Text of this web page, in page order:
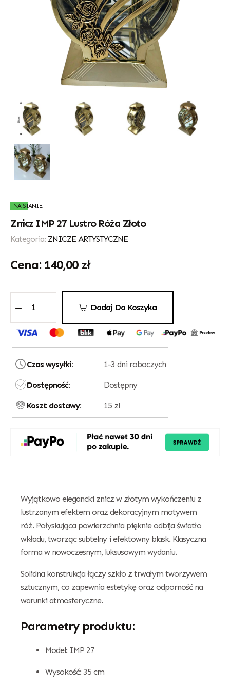
NA STANIE
Znicz IMP 27 Lustro Róża Złoto
Kategoria: ZNICZE ARTYSTYCZNE
140,00 zł
Dodaj Do Koszyka
Czas wysyłki: 1-3 dni roboczych
Dostępność: Dostępny
Koszt dostawy: 15 zl
Wyjątkowo elegancki znicz w złotym wykończeniu z
lustrzanym efektem oraz dekoracyjnym motywem
róż. Połyskująca powierzchnia pięknie odbija światło
wkładu, tworząc subtelny i efektowny blask. Klasyczna
forma w nowoczesnym, luksusowym wydaniu.
Solidna konstrukcja łączy szkło z trwałym tworzywem
sztucznym, co zapewnia estetykę oraz odporność na
warunki atmosferyczne.
Parametry produktu:
Model: IMP 27
Wysokość: 35 cm